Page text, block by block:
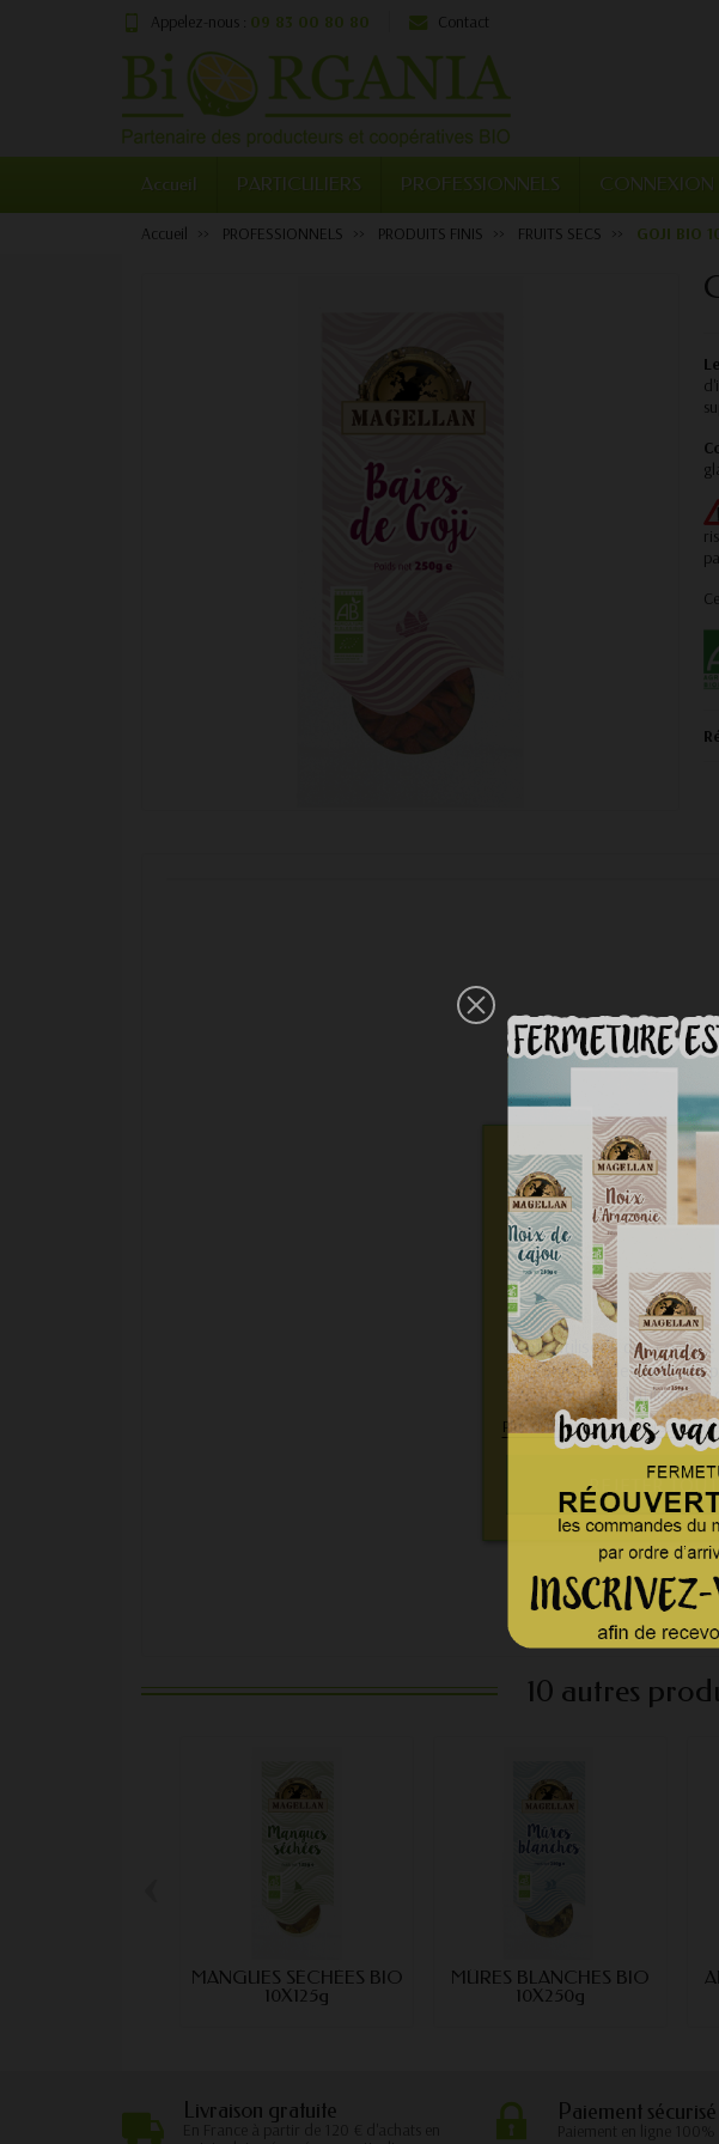
Appelez-nous : 09 83 00 80 80 Contact
Nous utilisons des
personnaliser les services
consentez à l'utilisation
Plus d'informations
REJETER TOUT
Accueil PARTICULIERS PROFESSIONNELS CONNEXION
Accueil PROFESSIONNELS PRODUITS FINIS FRUITS SECS GOJI BIO
10 autres
MANGUES SÉCHÉES BIO
10X125g
MÛRES BLANCHES BIO
10X250g
Livraison gratuite
En France à partir de 120 € d'achats en
Paiement sécurisé